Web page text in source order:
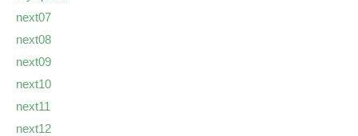
next07
next08
next09
next10
next11
next12